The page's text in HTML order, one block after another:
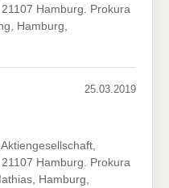
Hamburg. Prokura
Hamburg,
25.03.2019
Hamburg. Prokura
Hamburg,